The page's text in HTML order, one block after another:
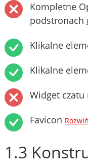
Kompletne
podstronach
Klikalne
Klikalne
Widget czatu
Favicon Rozwiń
1.3